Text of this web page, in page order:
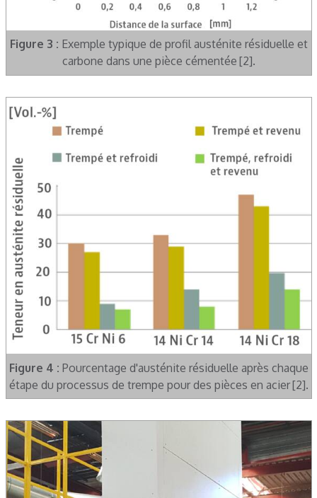
Figure 3 : Exemple typique de profil austénite résiduelle et
carbone dans une pièce cémentée [2].
Figure 4 : Pourcentage d'austénite résiduelle après chaque
étape du processus de trempe pour des pièces en acier [2].